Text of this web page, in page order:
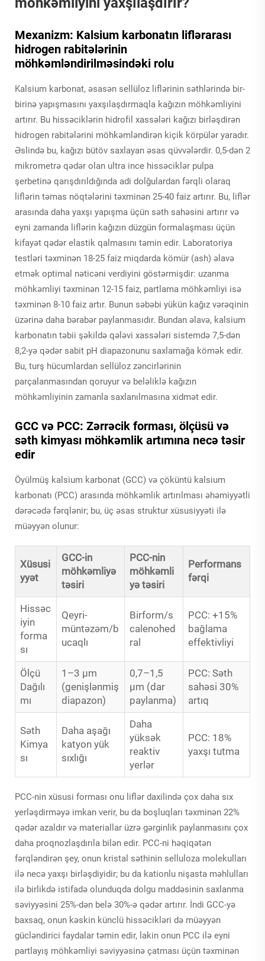
Mexanizm: Kalsium karbonatın liflərarası
hidrogen rabitələrinin
möhkəmləndirilməsindəki rolu
Kalsium karbonat, əsasən sellüloz liflərinin səthlərində bir-
birinə yapışmasını yaxşılaşdırmaqla kağızın möhkəmliyini
artırır. Bu hissəciklərin hidrofil xassələri kağızı birləşdirən
hidrogen rabitələrini möhkəmləndirən kiçik körpülər yaradır.
Əslində bu, kağızı bütöv saxlayan əsas qüvvələrdir. 0,5-dən 2
mikrometrə qədər olan ultra ince hissəciklər pulpa
şerbetinə qarışdırıldığında adi dolğulardan fərqli olaraq
liflərin təmas nöqtələrini təxminən 25-40 faiz artırır. Bu, liflər
arasında daha yaxşı yapışma üçün səth sahəsini artırır və
eyni zamanda liflərin kağızın düzgün formalaşması üçün
kifayət qədər elastik qalmasını təmin edir. Laboratoriya
testləri təxminən 18-25 faiz miqdarda kömür (ash) əlavə
etmək optimal nəticəni verdiyini göstərmişdir: uzanma
möhkəmliyi təxminən 12-15 faiz, partlama möhkəmliyi isə
təxminən 8-10 faiz artır. Bunun səbəbi yükün kağız vərəqinin
üzərinə daha bərabər paylanmasıdır. Bundan əlavə, kalsium
karbonatın təbii şəkildə qələvi xassələri sistemdə 7,5-dən
8,2-yə qədər sabit pH diapazonunu saxlamağa kömək edir.
Bu, turş hücumlardan sellüloz zəncirlərinin
parçalanmasından qoruyur və beləliklə kağızın
möhkəmliyinin zamanla saxlanılmasına xidmət edir.
GCC və PCC: Zərrəcik forması, ölçüsü və
səth kimyası möhkəmlik artımına necə təsir
edir
Öyülmüş kalsium karbonat (GCC) və çöküntü kalsium
karbonatı (PCC) arasında möhkəmlik artırılması əhəmiyyətli
dərəcədə fərqlənir; bu, üç əsas struktur xüsusiyyəti ilə
müəyyən olunur:
Xüsusi
yyət
GCC-in
möhkəmliyə
təsiri
PCC-nin
möhkəmli
yə təsiri
Performans
fərqi
Hissəc
iyin
forma
sı
Qeyri-
müntəzəm/b
ucaqlı
Birform/s
calenohed
ral
PCC: +15%
bağlama
effektivliyi
Ölçü
Dağılı
mı
1–3 μm
(genişlənmiş
diapazon)
0,7–1,5
μm (dar
paylanma)
PCC: Səth
sahəsi 30%
artıq
Səth
Kimya
sı
Daha aşağı
katyon yük
sıxlığı
Daha
yüksək
reaktiv
yerlər
PCC: 18%
yaxşı tutma
PCC-nin xüsusi forması onu liflər daxilində çox daha sıx
yerləşdirməyə imkan verir, bu da boşluqları təxminən 22%
qədər azaldır və materiallar üzrə gərginlik paylanmasını çox
daha proqnozlaşdırıla bilən edir. PCC-ni həqiqətən
fərqləndirən şey, onun kristal səthinin selluloza molekulları
ilə necə yaxşı birləşdiyidir; bu da kationlu nişasta məhlulları
ilə birlikdə istifadə olunduqda dolgu maddəsinin saxlanma
səviyyəsini 25%-dən belə 30%-ə qədər artırır. İndi GCC-yə
baxsaq, onun kəskin künclü hissəcikləri də müəyyən
gücləndirici faydalar təmin edir, lakin onun PCC ilə eyni
partlayış möhkəmliyi səviyyəsinə çatması üçün təxminən